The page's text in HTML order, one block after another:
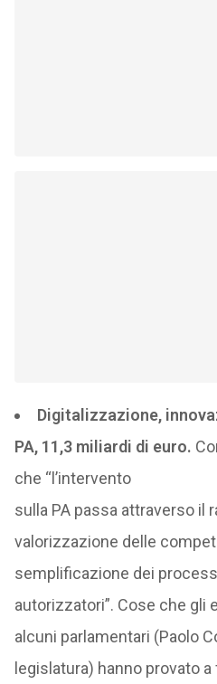
Digitalizzazione,
PA, 11,3 miliardi di euro.
che “l’intervento
sulla PA passa attraverso il
valorizzazione delle
semplificazione dei
autorizzatori”. Cose che gli
alcuni parlamentari (Paolo
legislatura) hanno provato